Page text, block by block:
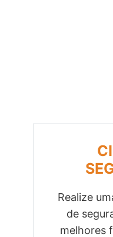
Realize
de
melhores